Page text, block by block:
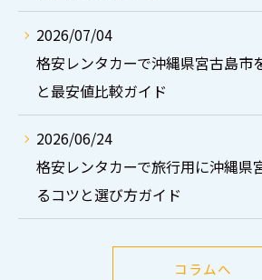
2026/07/04
格安レンタカーで沖縄県宮古島市
と最安値比較ガイド
2026/06/24
格安レンタカーで旅行用に沖縄県
るコツと選び方ガイド
コラムへ